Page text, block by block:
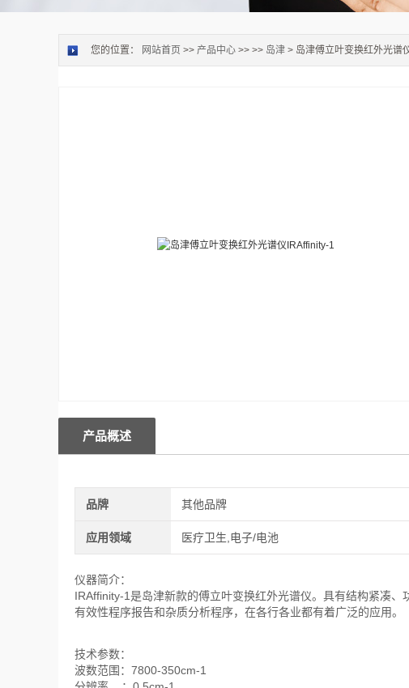
您的位置： 网站首页 >> 产品中心 >> >> 岛津 > 岛津傅立叶变换红外光谱
产品概述
品牌 其他品牌
应用领域 医疗卫生,电子/电池
仪器简介：
IRAffinity-1是岛津新款的傅立叶变换红外光谱仪。具有结构紧凑
有效性程序报告和杂质分析程序，在各行各业都有着广泛的应用。
技术参数：
波数范围：7800-350cm-1